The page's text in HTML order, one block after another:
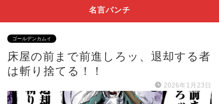
名言パンチ
ゴールデンカムイ
床屋の前まで前進しろッ、退却する者
は斬り捨てる！！
2026年1月23日